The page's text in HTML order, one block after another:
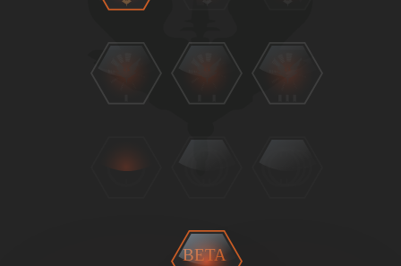
BETA